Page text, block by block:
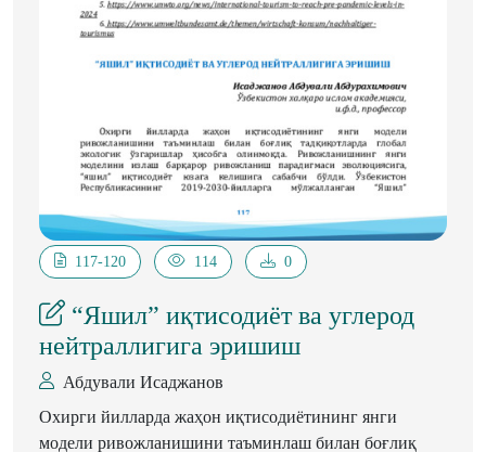
117-120 114 0
“Яшил” иқтисодиёт ва углерод
нейтраллигига эришиш
Абдували Исаджанов
Охирги йилларда жаҳон иқтисодиётининг янги
модели ривожланишини таъминлаш билан боғлиқ